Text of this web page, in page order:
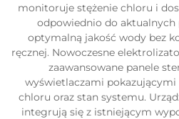
monitoruje stężenie chloru i
odpowiednio do aktualnych
optymalną jakość wody bez
ręcznej. Nowoczesne
zaawansowane panele
wyświetlaczami
chloru oraz stan systemu.
integrują się z istniejącym